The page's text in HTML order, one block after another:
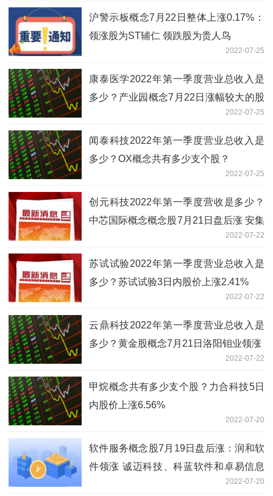
沪警示板概念7月22日整体上涨0.17%：
领涨股为ST辅仁 领跌股为贵人鸟
2022-07-25
康泰医学2022年第一季度营业总收入是
多少？产业园概念7月22日涨幅较大的股
2022-07-25
闻泰科技2022年第一季度营业总收入是
多少？OX概念共有多少支个股？
2022-07-25
创元科技2022年第一季度营收是多少？
中芯国际概念概念股7月21日盘后涨 安集
2022-07-22
苏试试验2022年第一季度营业总收入是
多少？苏试试验3日内股价上涨2.41%
2022-07-22
云鼎科技2022年第一季度营业总收入是
多少？黄金股概念7月21日洛阳钼业领涨
2022-07-22
甲烷概念共有多少支个股？力合科技5日
内股价上涨6.56%
2022-07-20
软件服务概念股7月19日盘后涨：润和软
件领涨 诚迈科技、科蓝软件和卓易信息
2022-07-20